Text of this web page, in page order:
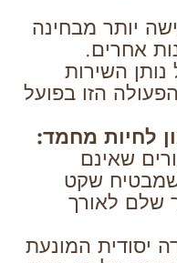
יותר מבחינה
אחרים.
השירות
הזו בפועל
לחיות מחמד:
שאינם
שמבטיח שקט
שלם לאורך
יסודית המונעת